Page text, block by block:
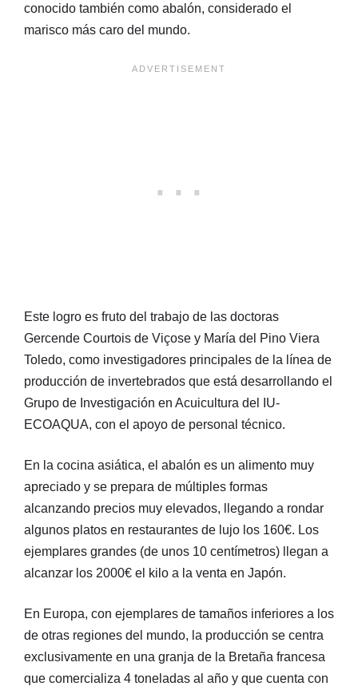
conocido también como abalón, considerado el
marisco más caro del mundo.
Este logro es fruto del trabajo de las doctoras
Gercende Courtois de Viçose y María del Pino Viera
Toledo, como investigadores principales de la línea de
producción de invertebrados que está desarrollando el
Grupo de Investigación en Acuicultura del IU-
ECOAQUA, con el apoyo de personal técnico.
En la cocina asiática, el abalón es un alimento muy
apreciado y se prepara de múltiples formas
alcanzando precios muy elevados, llegando a rondar
algunos platos en restaurantes de lujo los 160€. Los
ejemplares grandes (de unos 10 centímetros) llegan a
alcanzar los 2000€ el kilo a la venta en Japón.
En Europa, con ejemplares de tamaños inferiores a los
de otras regiones del mundo, la producción se centra
exclusivamente en una granja de la Bretaña francesa
que comercializa 4 toneladas al año y que cuenta con